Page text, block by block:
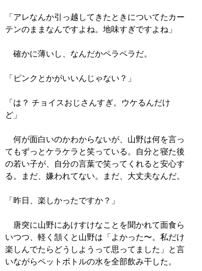
「アレなんか引っ越してきたときについてたカー
テンのままなんですよね。地味すぎですよね」
確かに薄いし、なんだかペラペラだ。
「ピンクとかがいいんじゃない？」
「は？ チョイスおじさんすぎ。ウケるんだけ
ど」
何が面白いのかわからないが、山野は何を言っ
てもずっとケラケラと笑っている。自分と寝た後
の若い子が、自分の言葉で笑ってくれると安心す
る。まだ、嫌われてない。まだ、大丈夫なんだ。
「昨日、楽しかったですか？」
唐突に山野にあけすけなことを聞かれて面食ら
いつつ、軽く頷くと山野は「よかった〜。私だけ
楽しんでたらどうしようって思ってました」と言
いながらペットボトルの水を全部飲み干した。